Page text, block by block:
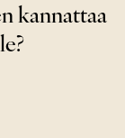
kannattaa